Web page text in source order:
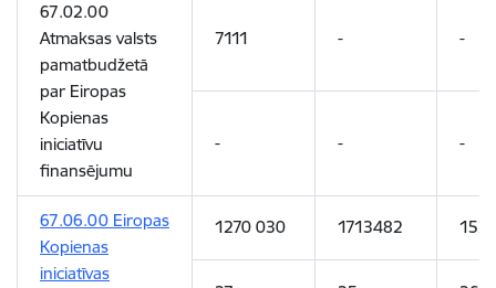
67.02.00
Atmaksas valsts
pamatbudžetā
par Eiropas
Kopienas
iniciatīvu
finansējumu
7111 - -
- - -
67.06.00 Eiropas
Kopienas
iniciatīvas
1270 030 1713482